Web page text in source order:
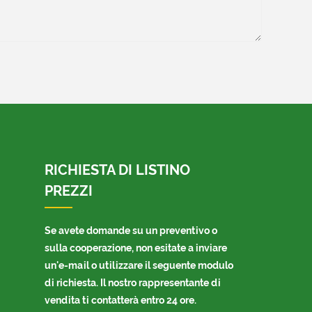
RICHIESTA DI LISTINO
PREZZI
Se avete domande su un preventivo o
sulla cooperazione, non esitate a inviare
un'e-mail o utilizzare il seguente modulo
di richiesta. Il nostro rappresentante di
vendita ti contatterà entro 24 ore.